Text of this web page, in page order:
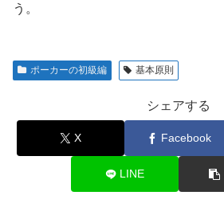
う。
ポーカーの初級編 基本原則
シェアする
X Facebook
LINE